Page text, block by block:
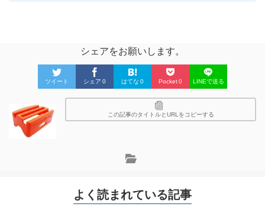
シェアをお願いします。
ツイート シェア 0 はてな 0 Pocket0 LINEで送る
この記事のタイトルとURLをコピーする
よく読まれている記事